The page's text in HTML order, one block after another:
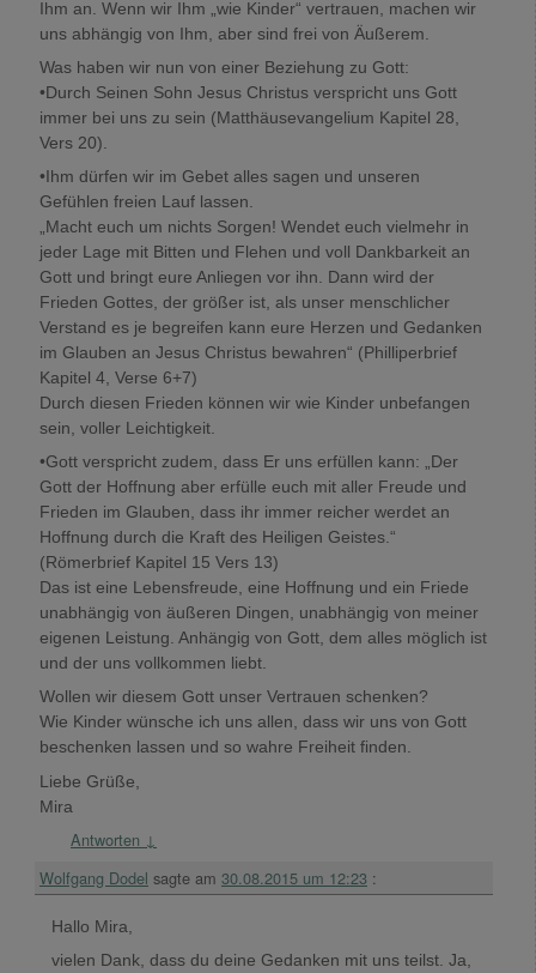
Ihm an. Wenn wir Ihm „wie Kinder“ vertrauen, machen wir
uns abhängig von Ihm, aber sind frei von Äußerem.
Was haben wir nun von einer Beziehung zu Gott:
•Durch Seinen Sohn Jesus Christus verspricht uns Gott
immer bei uns zu sein (Matthäusevangelium Kapitel 28,
Vers 20).
•Ihm dürfen wir im Gebet alles sagen und unseren
Gefühlen freien Lauf lassen.
„Macht euch um nichts Sorgen! Wendet euch vielmehr in
jeder Lage mit Bitten und Flehen und voll Dankbarkeit an
Gott und bringt eure Anliegen vor ihn. Dann wird der
Frieden Gottes, der größer ist, als unser menschlicher
Verstand es je begreifen kann eure Herzen und Gedanken
im Glauben an Jesus Christus bewahren“ (Philliperbrief
Kapitel 4, Verse 6+7)
Durch diesen Frieden können wir wie Kinder unbefangen
sein, voller Leichtigkeit.
•Gott verspricht zudem, dass Er uns erfüllen kann: „Der
Gott der Hoffnung aber erfülle euch mit aller Freude und
Frieden im Glauben, dass ihr immer reicher werdet an
Hoffnung durch die Kraft des Heiligen Geistes.“
(Römerbrief Kapitel 15 Vers 13)
Das ist eine Lebensfreude, eine Hoffnung und ein Friede
unabhängig von äußeren Dingen, unabhängig von meiner
eigenen Leistung. Anhängig von Gott, dem alles möglich ist
und der uns vollkommen liebt.
Wollen wir diesem Gott unser Vertrauen schenken?
Wie Kinder wünsche ich uns allen, dass wir uns von Gott
beschenken lassen und so wahre Freiheit finden.
Liebe Grüße,
Mira
Antworten ↓
Wolfgang Dodel sagte am 30.08.2015 um 12:23 :
Hallo Mira,
vielen Dank, dass du deine Gedanken mit uns teilst. Ja,